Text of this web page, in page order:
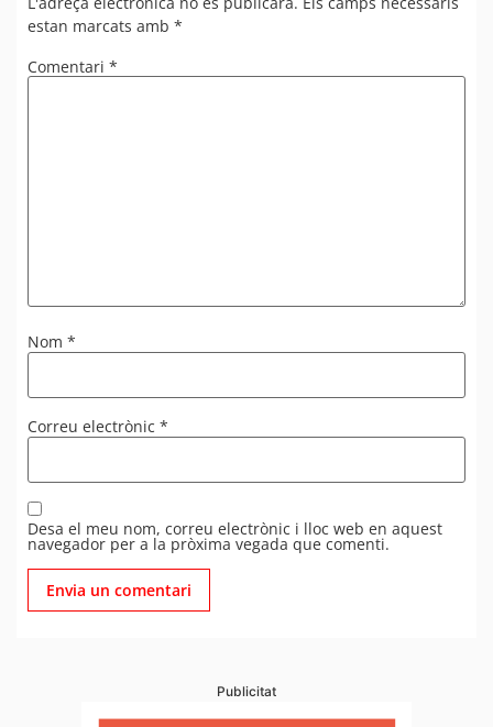
estan marcats amb *
Comentari *
Nom *
Correu electrònic *
Desa el meu nom, correu electrònic i lloc web en aquest
navegador per a la pròxima vegada que comenti.
Publicitat